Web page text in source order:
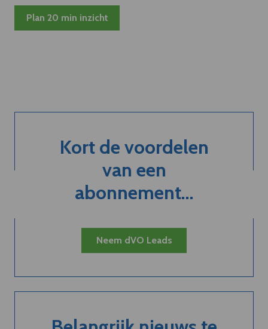
Plan 20 min inzicht
Kort de voordelen
van een
abonnement...
Neem dVO Leads